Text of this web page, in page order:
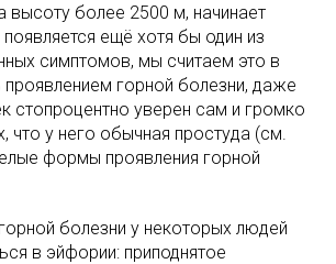
высоту более 2500 м, начинает
ещё хотя бы один из
симптомов, мы считаем это в
горной болезни, даже
стопроцентно уверен сам и громко
что у него обычная простуда (см.
формы проявления горной
болезни у некоторых людей
в эйфории: приподнятое